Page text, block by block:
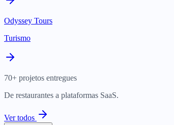
Odyssey Tours
Turismo
70+ projetos entregues
De restaurantes a plataformas SaaS.
Ver todos